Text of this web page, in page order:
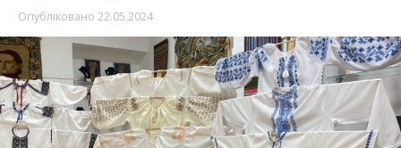
Опубліковано 22.05.2024